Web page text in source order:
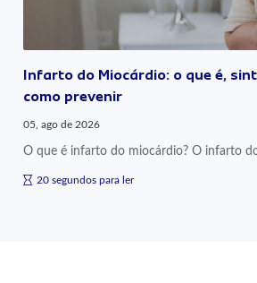
Infarto do Miocárdio: o que é,
como prevenir
05, ago de 2026
O que é infarto do miocárdio? O infarto
20 segundos para ler